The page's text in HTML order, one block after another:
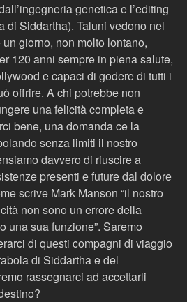
genetica e l’editing
di Siddartha). Taluni vedono nel
giorno, non molto lontano,
120 anni sempre in piena salute,
e capaci di godere di tutti i
offrire. A chi potrebbe non
una felicità completa e
bene, una domanda ce la
senza limiti il nostro
davvero di riuscire a
presenti e future dal dolore
scrive Mark Manson “il nostro
non sono un errore della
una sua funzione”. Saremo
di questi compagni di viaggio
di Siddartha e del
rassegnarci ad accettarli